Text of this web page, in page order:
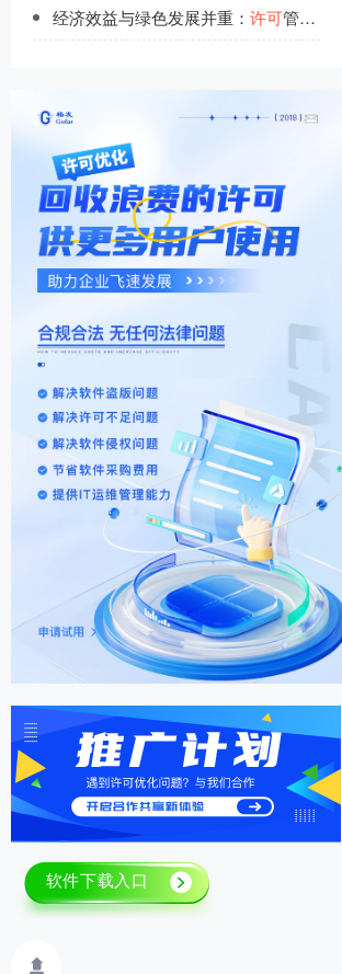
经济效益与绿色发展并重： 许可管理的可持续之路